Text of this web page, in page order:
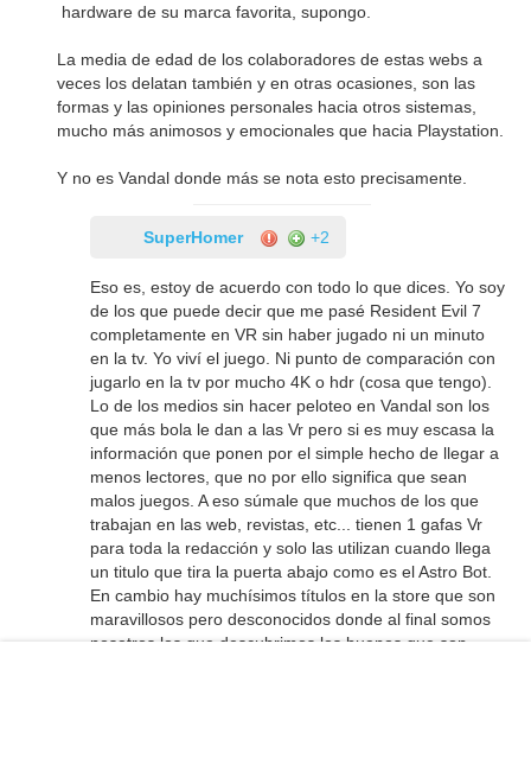
hardware de su marca favorita, supongo.
La media de edad de los colaboradores de estas webs a
veces los delatan también y en otras ocasiones, son las
formas y las opiniones personales hacia otros sistemas,
mucho más animosos y emocionales que hacia Playstation.
Y no es Vandal donde más se nota esto precisamente.
SuperHomer +2
Eso es, estoy de acuerdo con todo lo que dices. Yo soy
de los que puede decir que me pasé Resident Evil 7
completamente en VR sin haber jugado ni un minuto
en la tv. Yo viví el juego. Ni punto de comparación con
jugarlo en la tv por mucho 4K o hdr (cosa que tengo).
Lo de los medios sin hacer peloteo en Vandal son los
que más bola le dan a las Vr pero si es muy escasa la
información que ponen por el simple hecho de llegar a
menos lectores, que no por ello significa que sean
malos juegos. A eso súmale que muchos de los que
trabajan en las web, revistas, etc... tienen 1 gafas Vr
para toda la redacción y solo las utilizan cuando llega
un titulo que tira la puerta abajo como es el Astro Bot.
En cambio hay muchísimos títulos en la store que son
maravillosos pero desconocidos donde al final somos
nosotros los que descubrimos los buenos que son